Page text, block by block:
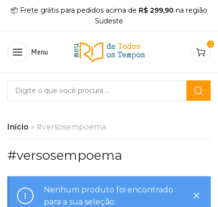
📦 Frete grátis para pedidos acima de R$ 299,90 na região
Sudeste
Menu
0
Início » #versosempoema
#versosempoema
Nenhum produto foi encontrado
para a sua seleção.